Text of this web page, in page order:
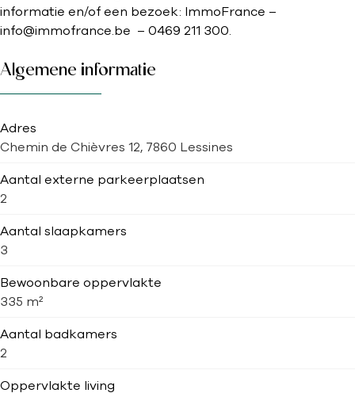
informatie en/of een bezoek: ImmoFrance –
info@immofrance.be – 0469 211 300.
Algemene informatie
Adres
Chemin de Chièvres 12, 7860 Lessines
Aantal externe parkeerplaatsen
2
Aantal slaapkamers
3
Bewoonbare oppervlakte
335 m²
Aantal badkamers
2
Oppervlakte living